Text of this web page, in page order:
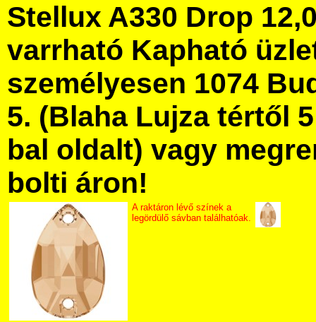
Stellux A330 Drop
varrható Kapható
személyesen 1074
5. (Blaha Lujza tértől
bal oldalt) vagy
bolti áron!
A raktáron lévő színek a
legördülő sávban találhatóak.